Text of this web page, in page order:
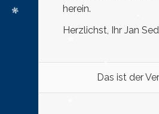
herein.
Herzlichst, Ihr Jan
Das ist der